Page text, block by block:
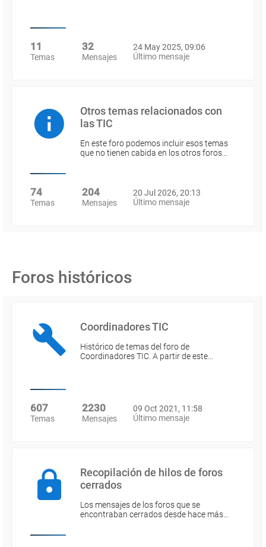
11
Temas
32
Mensajes
24 May 2025, 09:06
Último mensaje
Otros temas relacionados con
las TIC
En este foro podemos incluir esos temas
que no tienen cabida en los otros foros…
74
Temas
204
Mensajes
20 Jul 2026, 20:13
Último mensaje
Foros históricos
Coordinadores TIC
Histórico de temas del foro de
Coordinadores TIC. A partir de este…
607
Temas
2230
Mensajes
09 Oct 2021, 11:58
Último mensaje
Recopilación de hilos de foros
cerrados
Los mensajes de los foros que se
encontraban cerrados desde hace más…